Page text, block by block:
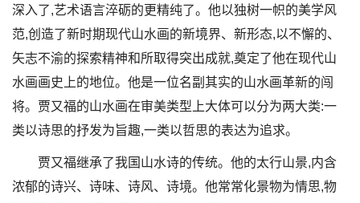
深入了,艺术语言淬砺的更精纯了。他以独树一帜的美学风
范,创造了新时期现代山水画的新境界、新形态,以不懈的、
矢志不渝的探索精神和所取得突出成就,奠定了他在现代山
水画画史上的地位。他是一位名副其实的山水画革新的闯
将。贾又福的山水画在审美类型上大体可以分为两大类:一
类以诗思的抒发为旨趣,一类以哲思的表达为追求。
贾又福继承了我国山水诗的传统。他的太行山景,内含
浓郁的诗兴、诗味、诗风、诗境。他常常化景物为情思,物